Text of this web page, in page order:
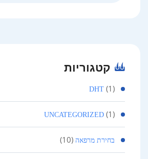
קטגוריות
DHT (1)
UNCATEGORIZED (1)
בחירת מרפאה (10)